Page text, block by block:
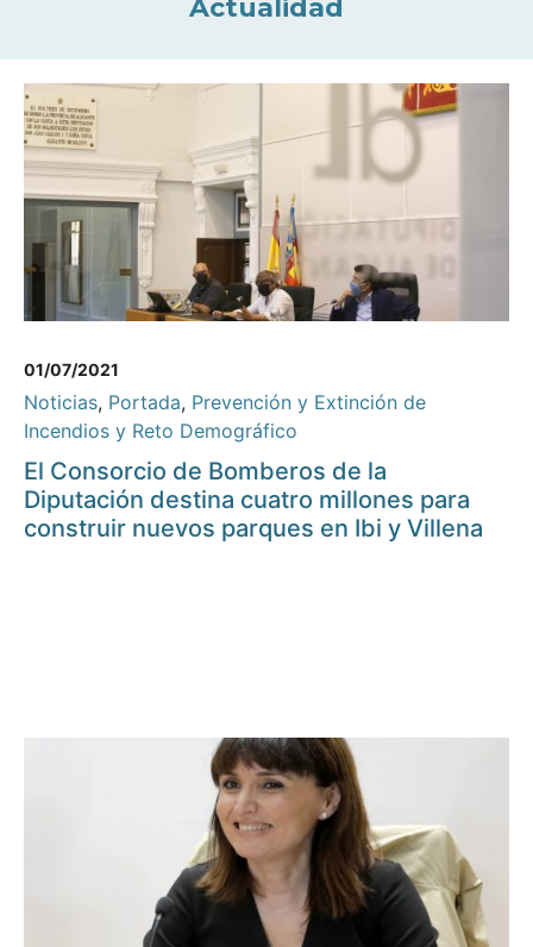
Actualidad
01/07/2021
Noticias, Portada, Prevención y Extinción de
Incendios y Reto Demográfico
El Consorcio de Bomberos de la
Diputación destina cuatro millones para
construir nuevos parques en Ibi y Villena